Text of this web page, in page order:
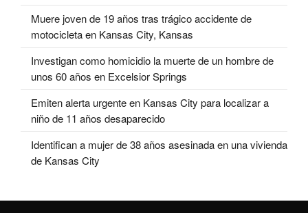
Muere joven de 19 años tras trágico accidente de
motocicleta en Kansas City, Kansas
Investigan como homicidio la muerte de un hombre de
unos 60 años en Excelsior Springs
Emiten alerta urgente en Kansas City para localizar a
niño de 11 años desaparecido
Identifican a mujer de 38 años asesinada en una vivienda
de Kansas City